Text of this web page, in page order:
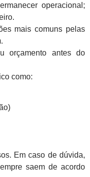
operacional;
mais comuns pelas
orçamento antes do
como:
Em caso de dúvida,
saem de acordo